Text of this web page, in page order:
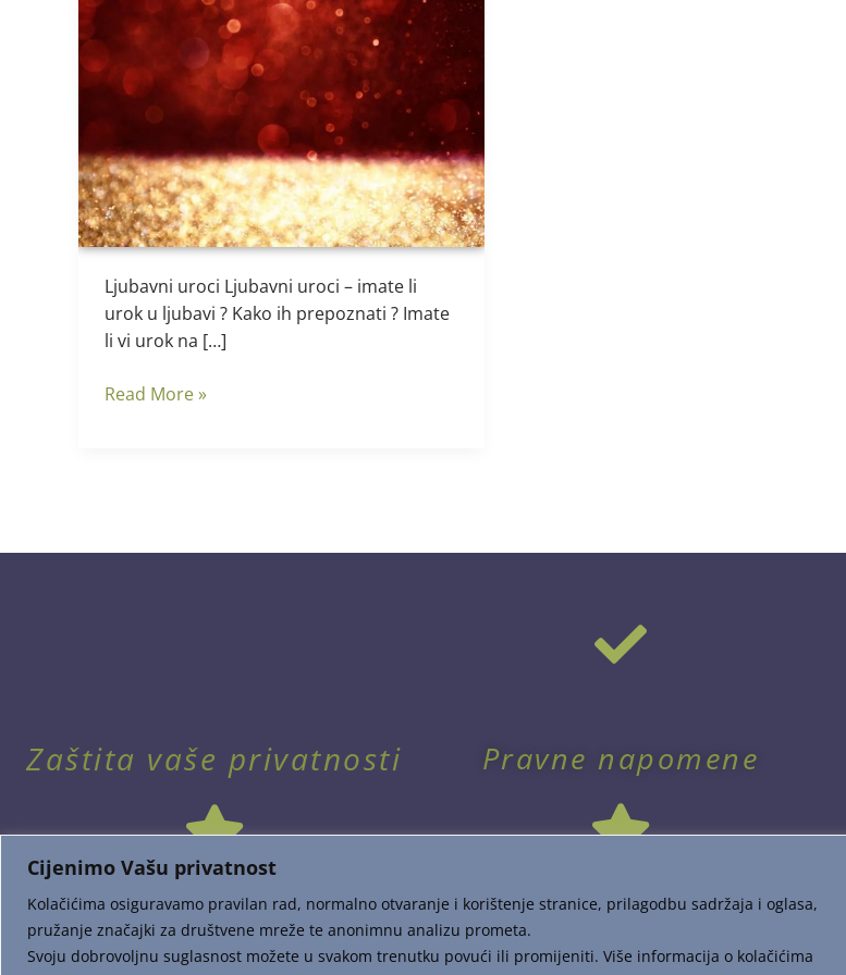
Cijenimo Vašu privatnost
Kolačićima osiguravamo pravilan rad, normalno otvaranje i korištenje stranice, prilagodbu sadržaja i oglasa,
pružanje značajki za društvene mreže te anonimnu analizu prometa.
Svoju dobrovoljnu suglasnost možete u svakom trenutku povući ili promijeniti. Više informacija o kolačićima
Ljubavni uroci Ljubavni uroci – imate li
urok u ljubavi ? Kako ih prepoznati ? Imate
li vi urok na […]
Ljubavni
uroci
–
imate
urok
Read More »
Zaštita vaše privatnosti Pravne napomene